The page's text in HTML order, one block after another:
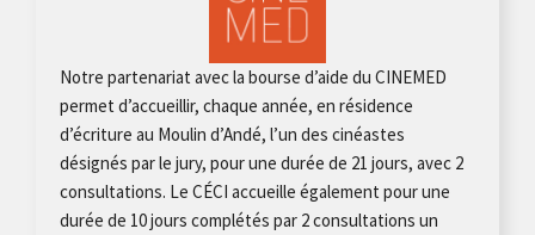
Notre partenariat avec la bourse d’aide du CINEMED
permet d’accueillir, chaque année, en résidence
d’écriture au Moulin d’Andé, l’un des cinéastes
désignés par le jury, pour une durée de 21 jours, avec 2
consultations. Le CÉCI accueille également pour une
durée de 10 jours complétés par 2 consultations un